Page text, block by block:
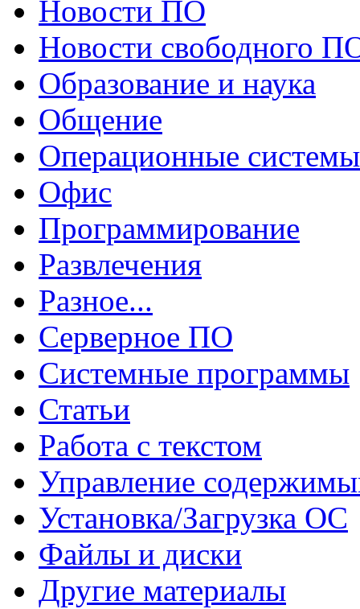
Новости ПО
Новости свободного
Образование и наука
Общение
Операционные системы
Офис
Программирование
Развлечения
Разное...
Серверное ПО
Системные программы
Статьи
Работа с текстом
Управление
Установка/Загрузка ОС
Файлы и диски
Другие материалы